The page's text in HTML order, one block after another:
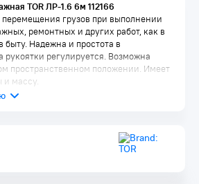
TOR ЛР-1.6 6м 112166
грузов при выполнении
ремонтных и других работ, как в
быту. Надежна и простота в
рукоятки регулируется. Возможна
пространственном положении. Имеет
и массу.